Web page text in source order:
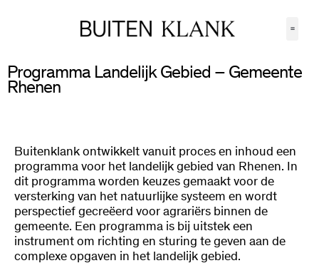
Programma Landelijk Gebied – Gemeente
Rhenen
Buitenklank ontwikkelt vanuit proces en inhoud een
programma voor het landelijk gebied van Rhenen. In
dit programma worden keuzes gemaakt voor de
versterking van het natuurlijke systeem en wordt
perspectief gecreëerd voor agrariërs binnen de
gemeente. Een programma is bij uitstek een
instrument om richting en sturing te geven aan de
complexe opgaven in het landelijk gebied.